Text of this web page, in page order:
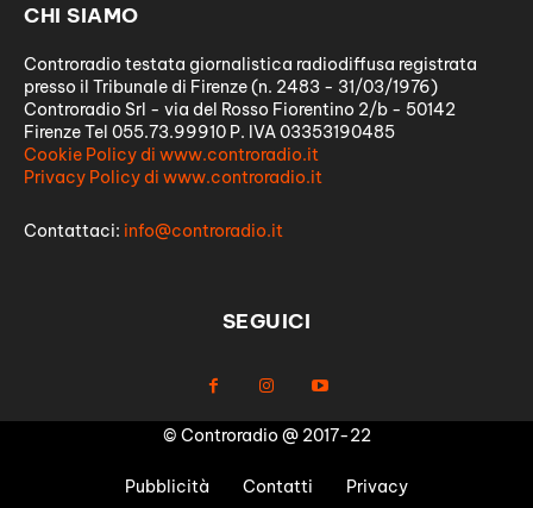
CHI SIAMO
Controradio testata giornalistica radiodiffusa registrata
presso il Tribunale di Firenze (n. 2483 - 31/03/1976)
Controradio Srl - via del Rosso Fiorentino 2/b - 50142
Firenze Tel 055.73.99910 P. IVA 03353190485
Cookie Policy di www.controradio.it
Privacy Policy di www.controradio.it
Contattaci: info@controradio.it
SEGUICI
© Controradio @ 2017-22
Pubblicità Contatti Privacy